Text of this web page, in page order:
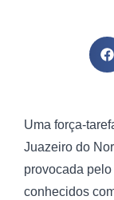
Uma força-
Juazeiro do
provocada
conhecidos